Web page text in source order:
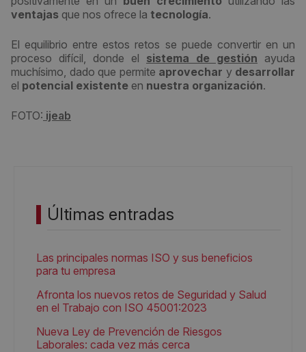
ventajas que nos ofrece la tecnología.
El equilibrio entre estos retos se puede convertir en un
proceso difícil, donde el sistema de gestión ayuda
muchísimo, dado que permite aprovechar ydesarrollar
el potencial existente en nuestra organización.
FOTO: ijeab
Últimas entradas
Las principales normas ISO y sus beneficios
para tu empresa
Afronta los nuevos retos de Seguridad y Salud
en el Trabajo con ISO 45001:2023
Nueva Ley de Prevención de Riesgos
Laborales: cada vez más cerca